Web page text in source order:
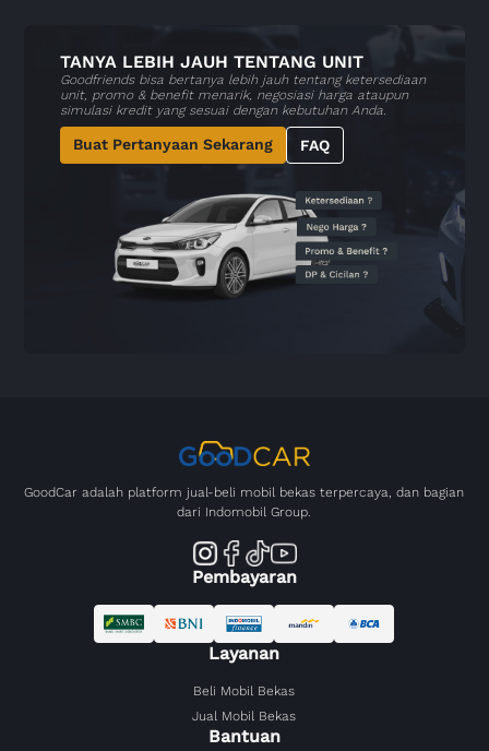
TANYA LEBIH JAUH TENTANG UNIT
Goodfriends bisa bertanya lebih jauh tentang ketersediaan
unit, promo & benefit menarik, negosiasi harga ataupun
simulasi kredit yang sesuai dengan kebutuhan Anda.
Buat Pertanyaan Sekarang FAQ
GoodCar adalah platform jual-beli mobil bekas terpercaya, dan bagian
dari Indomobil Group.
Pembayaran
Layanan
Beli Mobil Bekas
Jual Mobil Bekas
Bantuan